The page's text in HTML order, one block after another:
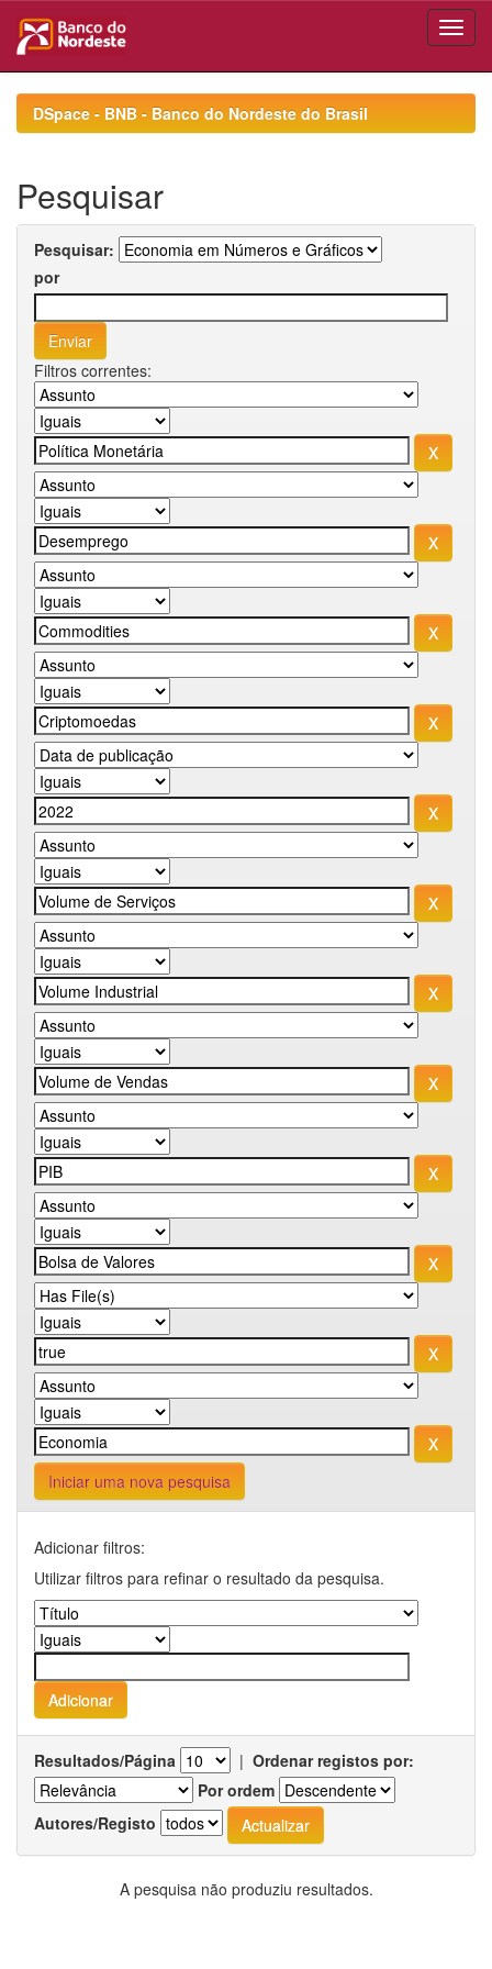
navigationDSpace - BNB - Banco do Nordeste do Brasil
Pesquisar
Pesquisar:
por
Filtros correntes:
Iniciar uma nova pesquisa
Adicionar filtros:
Utilizar filtros para refinar o resultado da pesquisa.
Resultados/Página | Ordenar registos por:
Por ordem
Autores/Registo
A pesquisa não produziu resultados.